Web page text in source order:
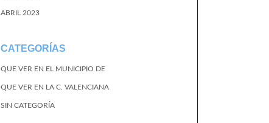
ABRIL 2023
CATEGORÍAS
QUE VER EN EL MUNICIPIO DE
QUE VER EN LA C. VALENCIANA
SIN CATEGORÍA